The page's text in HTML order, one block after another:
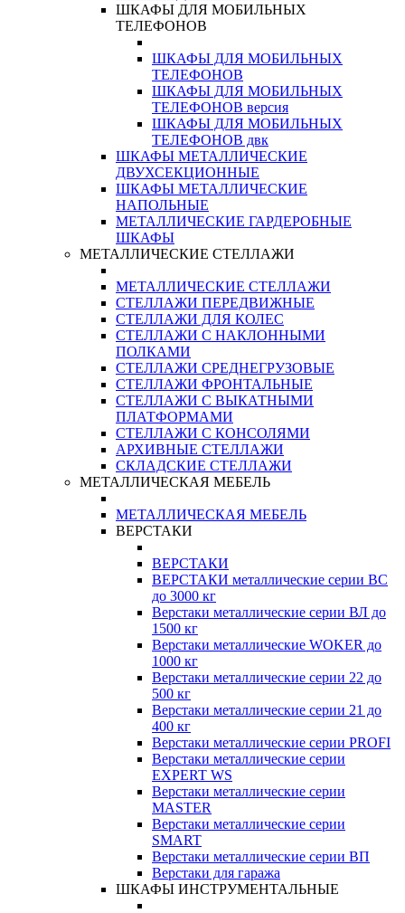
ШКАФЫ ДЛЯ МОБИЛЬНЫХ
ТЕЛЕФОНОВ
ШКАФЫ ДЛЯ МОБИЛЬНЫХ
ТЕЛЕФОНОВ
ШКАФЫ ДЛЯ МОБИЛЬНЫХ
ТЕЛЕФОНОВ версия
ШКАФЫ ДЛЯ МОБИЛЬНЫХ
ТЕЛЕФОНОВ двк
ШКАФЫ МЕТАЛЛИЧЕСКИЕ
ДВУХСЕКЦИОННЫЕ
ШКАФЫ МЕТАЛЛИЧЕСКИЕ
НАПОЛЬНЫЕ
МЕТАЛЛИЧЕСКИЕ ГАРДЕРОБНЫЕ
ШКАФЫ
МЕТАЛЛИЧЕСКИЕ СТЕЛЛАЖИ
МЕТАЛЛИЧЕСКИЕ СТЕЛЛАЖИ
СТЕЛЛАЖИ ПЕРЕДВИЖНЫЕ
СТЕЛЛАЖИ ДЛЯ КОЛЕС
СТЕЛЛАЖИ С НАКЛОННЫМИ
ПОЛКАМИ
СТЕЛЛАЖИ СРЕДНЕГРУЗОВЫЕ
СТЕЛЛАЖИ ФРОНТАЛЬНЫЕ
СТЕЛЛАЖИ С ВЫКАТНЫМИ
ПЛАТФОРМАМИ
СТЕЛЛАЖИ С КОНСОЛЯМИ
АРХИВНЫЕ СТЕЛЛАЖИ
СКЛАДСКИЕ СТЕЛЛАЖИ
МЕТАЛЛИЧЕСКАЯ МЕБЕЛЬ
МЕТАЛЛИЧЕСКАЯ МЕБЕЛЬ
ВЕРСТАКИ
ВЕРСТАКИ
ВЕРСТАКИ металлические серии ВС
до 3000 кг
Верстаки металлические серии ВЛ до
1500 кг
Верстаки металлические WOKER до
1000 кг
Верстаки металлические серии 22 до
500 кг
Верстаки металлические серии 21 до
400 кг
Верстаки металлические серии PROFI
Верстаки металлические серии
EXPERT WS
Верстаки металлические серии
MASTER
Верстаки металлические серии
SMART
Верстаки металлические серии ВП
Верстаки для гаража
ШКАФЫ ИНСТРУМЕНТАЛЬНЫЕ